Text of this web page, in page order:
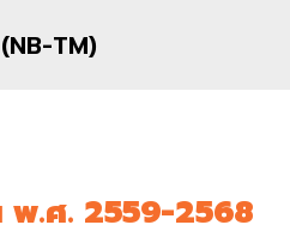
TM)
.ศ. 2559-2568